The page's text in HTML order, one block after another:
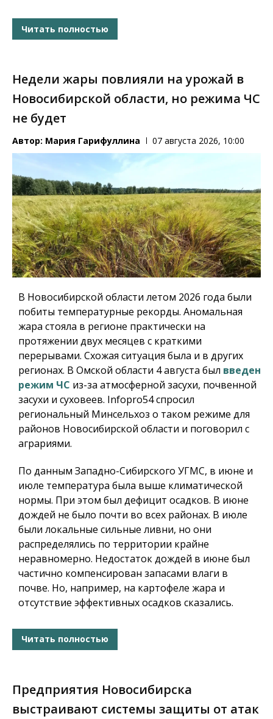
Читать полностью
Недели жары повлияли на урожай в
Новосибирской области, но режима ЧС
не будет
Автор: Мария Гарифуллина 07 августа 2026, 10:00
В Новосибирской области летом 2026 года были
побиты температурные рекорды. Аномальная
жара стояла в регионе практически на
протяжении двух месяцев с краткими
перерывами. Схожая ситуация была и в других
регионах. В Омской области 4 августа был введен
режим ЧС из-за атмосферной засухи, почвенной
засухи и суховеев. Infopro54спросил
региональный Минсельхоз о таком режиме для
районов Новосибирской области и поговорил с
аграриями.
По данным Западно-Сибирского УГМС, в июне и
июле температура была выше климатической
нормы. При этом был дефицит осадков. В июне
дождей не было почти во всех районах. В июле
были локальные сильные ливни, но они
распределялись по территории крайне
неравномерно. Недостаток дождей в июне был
частично компенсирован запасами влаги в
почве. Но, например, на картофеле жара и
отсутствие эффективных осадков сказались.
Читать полностью
Предприятия Новосибирска
выстраивают системы защиты от атак